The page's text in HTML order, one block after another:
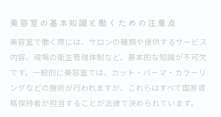
理
無資格者ができる美容室業務とその注意点
美容室で散髪を行う際の必要な許可と条件
美容室の基本知識と働くための注意点
美容室で働く際には、サロンの種類や提供するサービス
内容、現場の衛生管理体制など、基本的な知識が不可欠
です。一般的に美容室では、カット・パーマ・カラーリ
ングなどの施術が行われますが、これらはすべて国家資
格保持者が担当することが法律で決められています。